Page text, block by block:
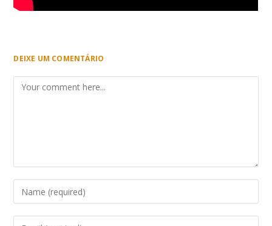
DEIXE UM COMENTÁRIO